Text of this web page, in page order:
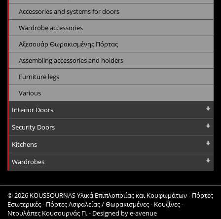
Accessories and systems for doors
Wardrobe accessories
Αξεσουάρ Θωρακισμένης Πόρτας
Assembling accessories and holders
Furniture legs
Various
Interior Doors
Security Doors
Kitchens
Wardrobes
© 2026 KOUSSOURNAS Υλικά Επιπλοποιίας και Κουφωμάτων - Πόρτες
Εσωτερικές - Πόρτες Ασφαλείας / Θωρακισμένες - Κουζίνες -
Ντουλάπες Κουσουρνάς Π.- Designed bye-avenue